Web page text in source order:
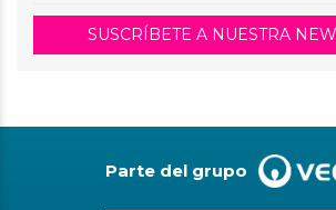
SUSCRÍBETE A NUESTRA
Parte del grupo